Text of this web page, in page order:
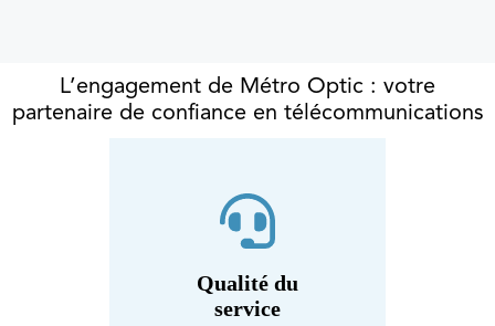
L’engagement de Métro Optic : votre
partenaire de confiance en télécommunications
Qualité du
service